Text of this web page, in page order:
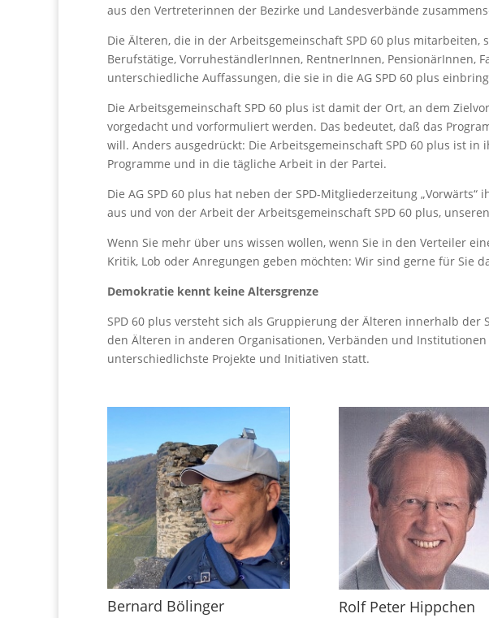
aus den Vertreterinnen der Bezirke und Landesverbände
Die Älteren, die in der Arbeitsgemeinschaft SPD 60 plus
Berufstätige, VorruheständlerInnen, RentnerInnen,
unterschiedliche Auffassungen, die sie in die AG SPD 60 plus
Die Arbeitsgemeinschaft SPD 60 plus ist damit der Ort, an dem
vorgedacht und vorformuliert werden. Das bedeutet, daß das
will. Anders ausgedrückt: Die Arbeitsgemeinschaft SPD 60 plus ist
Programme und in die tägliche Arbeit in der Partei.
Die AG SPD 60 plus hat neben der SPD-Mitgliederzeitung
aus und von der Arbeit der Arbeitsgemeinschaft SPD 60 plus,
Wenn Sie mehr über uns wissen wollen, wenn Sie in den Verteiler
Kritik, Lob oder Anregungen geben möchten: Wir sind gerne für Sie
Demokratie kennt keine Altersgrenze
SPD 60 plus versteht sich als Gruppierung der Älteren innerhalb
den Älteren in anderen Organisationen, Verbänden und
unterschiedlichste Projekte und Initiativen statt.
Bernard Bölinger Rolf Peter Hippchen